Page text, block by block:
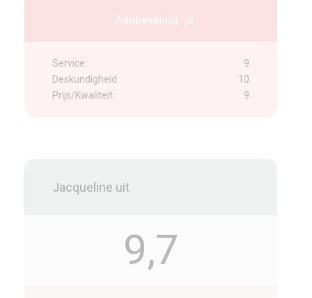
Aanbeveling: ja
Service:
9
Deskundigheid:
10
Prijs/Kwaliteit:
9
Jacqueline uit
9,7